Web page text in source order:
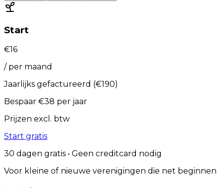
Start
€16
/ per maand
Jaarlijks gefactureerd (€190)
Bespaar €38 per jaar
Prijzen excl. btw
Start gratis
30 dagen gratis • Geen creditcard nodig
Voor kleine of nieuwe verenigingen die net beginnen